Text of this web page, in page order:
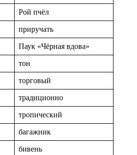
Рой пчёл
приручать
Паук «Чёрная вдова»
тон
торговый
традиционно
тропический
багажник
бивень